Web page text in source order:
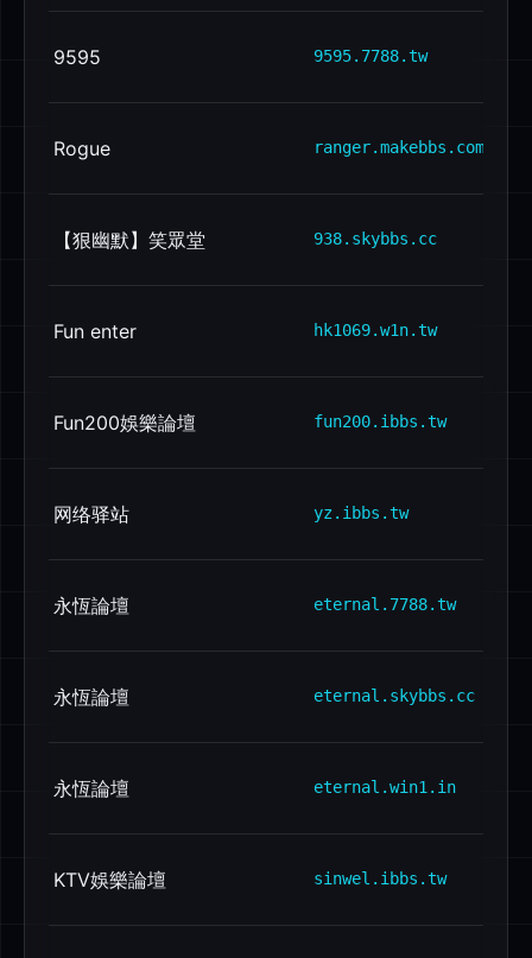
9595 9595.7788.tw
Rogue ranger.makebbs.com
【狠幽默】笑眾堂 938.skybbs.cc
Fun enter hk1069.w1n.tw
Fun200娛樂論壇 fun200.ibbs.tw
网络驿站 yz.ibbs.tw
永恆論壇 eternal.7788.tw
永恆論壇 eternal.skybbs.cc
永恆論壇 eternal.win1.in
KTV娛樂論壇 sinwel.ibbs.tw